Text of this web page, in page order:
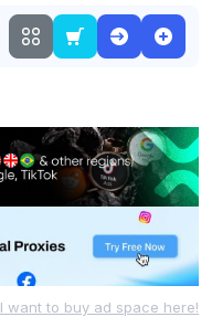
I want to buy ad space here!